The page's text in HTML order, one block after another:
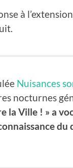
à
Nuisances
nocturnes
la Ville ! » a